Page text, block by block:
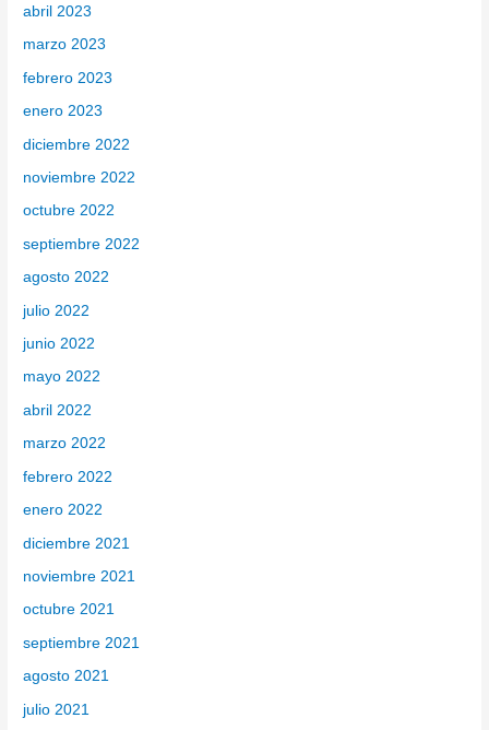
abril 2023
marzo 2023
febrero 2023
enero 2023
diciembre 2022
noviembre 2022
octubre 2022
septiembre 2022
agosto 2022
julio 2022
junio 2022
mayo 2022
abril 2022
marzo 2022
febrero 2022
enero 2022
diciembre 2021
noviembre 2021
octubre 2021
septiembre 2021
agosto 2021
julio 2021